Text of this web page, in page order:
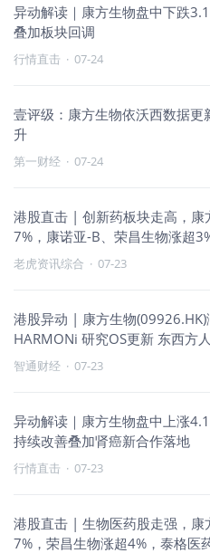
异动解读｜康方生物盘中下跌
叠加板块回调
行情直击 · 07-24
壹评级：康方生物依沃西数据
升
第一财经 · 07-24
港股直击 | 创新药板块走高，康
7%，康诺亚-B、荣昌生物涨超
老虎资讯综合 · 07-23
港股异动 | 康方生物(09926.HK)
HARMONi 研究OS更新 东西方
智通财经 · 07-23
异动解读｜康方生物盘中上涨
持续改善叠加肾癌新合作落地
行情直击 · 07-23
港股直击 | 生物医药股走强，康
7%，荣昌生物涨超4%，泰格医